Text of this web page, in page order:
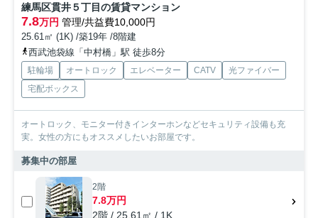
練馬区貫井５丁目の賃貸マンション
7.8万円 管理/共益費10,000円
25.61㎡ (1K) /築19年 /8階建
西武池袋線「中村橋」駅 徒歩8分
駐輪場 オートロック エレベーター CATV
光ファイバー
宅配ボックス
オートロック、モニター付きインターホンなどセキュリティ設備も充
実。女性の方にもオススメしたいお部屋です。
募集中の部屋
2階
7.8万円
2階 / 25.61㎡ / 1K